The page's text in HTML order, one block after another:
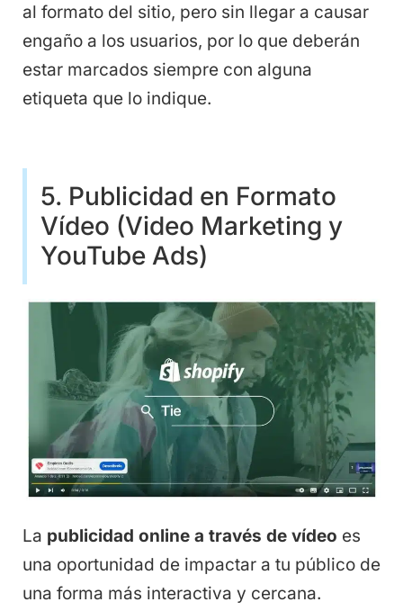
al formato del sitio, pero sin llegar a causar
engaño a los usuarios, por lo que deberán
estar marcados siempre con alguna
etiqueta que lo indique.
5. Publicidad en Formato
Vídeo (Video Marketing y
YouTube Ads)
La publicidad online a través de vídeo es
una oportunidad de impactar a tu público de
una forma más interactiva y cercana.